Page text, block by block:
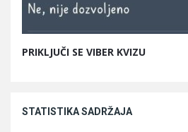
PRIKLJUČI SE VIBER KVIZU
STATISTIKA SADRŽAJA